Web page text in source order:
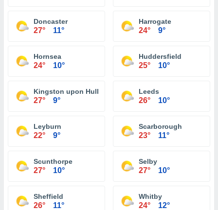
Doncaster
27° 11°
Harrogate
24° 9°
Hornsea
24° 10°
Huddersfield
25° 10°
Kingston upon Hull
27° 9°
Leeds
26° 10°
Leyburn
22° 9°
Scarborough
23° 11°
Scunthorpe
27° 10°
Selby
27° 10°
Sheffield
26° 11°
Whitby
24° 12°